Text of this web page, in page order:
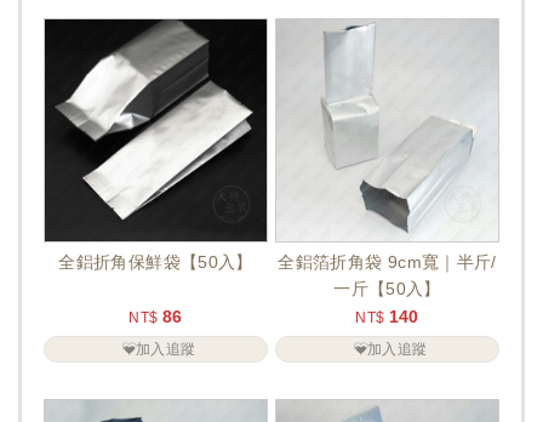
全鋁折角保鮮袋【50入】
NT$ 86
加入追蹤
全鋁箔折角袋 9cm寬｜半斤/
一斤【50入】
NT$ 140
加入追蹤